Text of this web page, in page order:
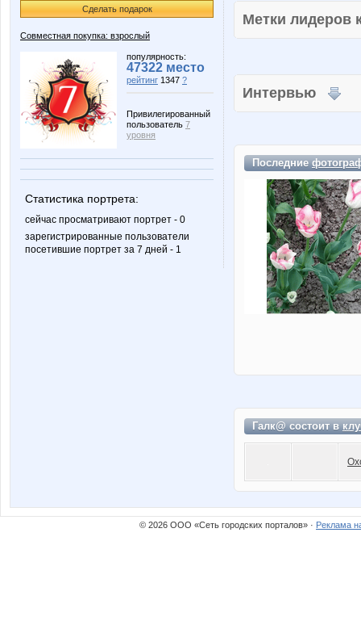
Сделать подарок
Совместная покупка: взрослый
популярность:
47322 место
рейтинг 1347 ?
Привилегированный
пользователь 7
уровня
Статистика портрета:
сейчас просматривают портрет - 0
зарегистрированные пользователи
посетившие портрет за 7 дней - 1
Метки
Интервью
Последние
Галк@ состоит в
© 2026 ООО «Сеть городских порталов» · Реклама